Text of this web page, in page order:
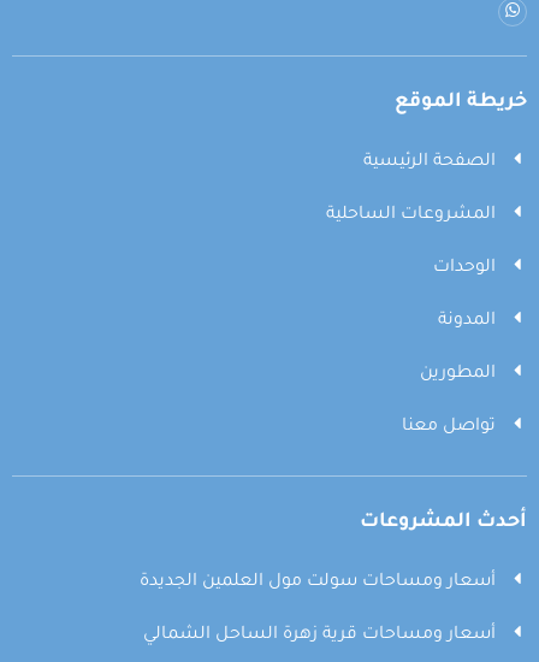
خريطة الموقع
الصفحة الرئيسية
المشروعات الساحلية
الوحدات
المدونة
المطورين
تواصل معنا
أحدث المشروعات
أسعار ومساحات سولت مول العلمين الجديدة
أسعار ومساحات قرية زهرة الساحل الشمالي